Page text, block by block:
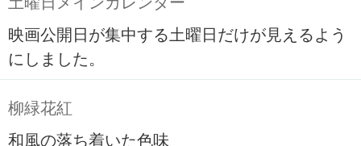
映画公開日が集中する土曜日だけが見えるよう
にしました。
柳緑花紅
和風の落ち着いた色味